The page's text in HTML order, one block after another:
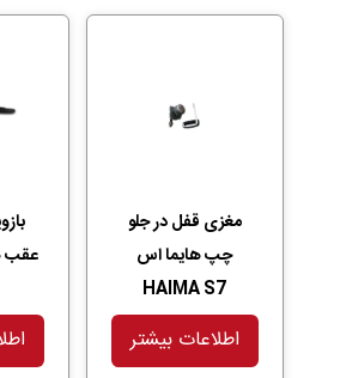
مغزی قفل در جلو
چپ هایما اس
HAIMA S7
اطلاعات بیشتر